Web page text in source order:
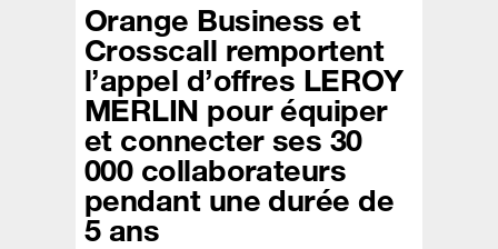
Orange Business et
Crosscall remportent
l’appel d’offres LEROY
MERLIN pour équiper
et connecter ses 30
000 collaborateurs
pendant une durée de
5 ans